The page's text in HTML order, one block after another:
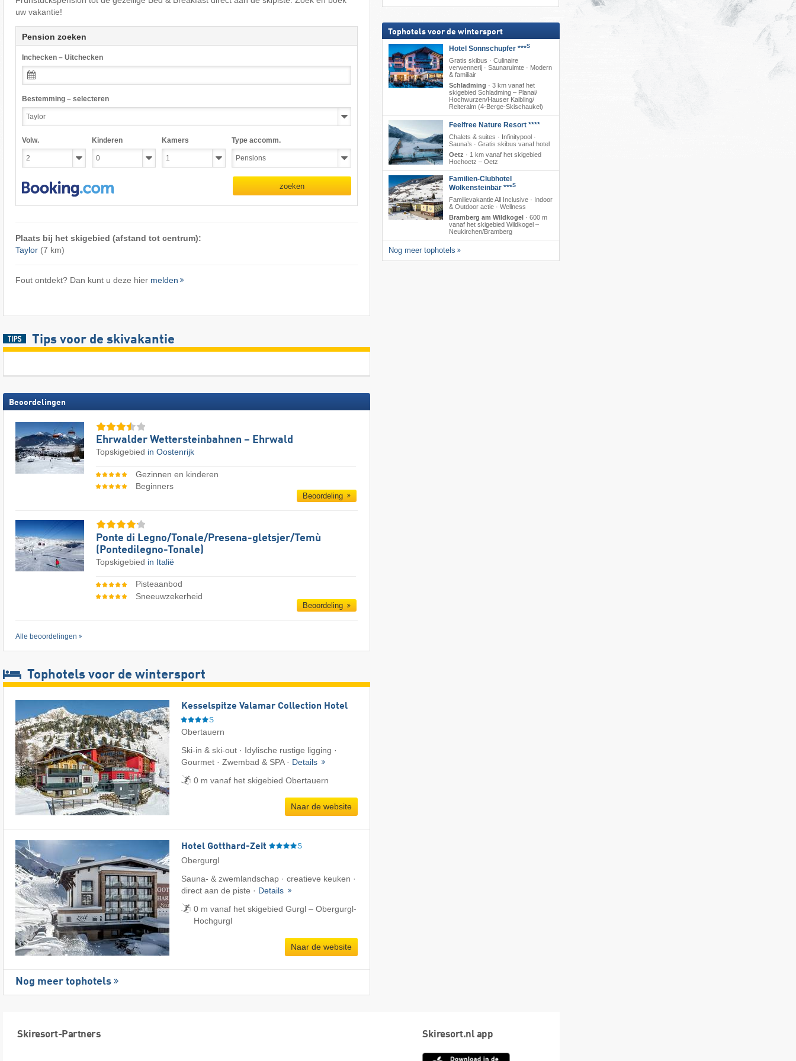
uw vakantie!
Pension zoeken
Inchecken – Uitchecken
Bestemming – selecteren
Volw. Kinderen Kamers Type accomm.
zoeken
Plaats bij het skigebied (afstand tot centrum):
Taylor(7 km)
Fout ontdekt? Dan kunt u deze hier melden
Tips voor de skivakantie
Beoordelingen
Ehrwalder Wettersteinbahnen – Ehrwald
Topskigebied in Oostenrijk
Gezinnen en kinderen
Beginners
Beoordeling
Ponte di Legno/​​Tonale/​​Presena-gletsjer/​​Temù
(Pontedilegno-Tonale)
Topskigebied in Italië
Pisteaanbod
Sneeuwzekerheid
Beoordeling
Alle beoordelingen
Tophotels voor de wintersport
Kesselspitze Valamar Collection Hotel
S
Obertauern
Ski-in & ski-out · Idylische rustige ligging ·
Gourmet · Zwembad & SPA · Details
0 m vanaf het skigebied Obertauern
Naar de website
Hotel Gotthard-Zeit S
Obergurgl
Sauna- & zwemlandschap · creatieve keuken ·
direct aan de piste · Details
0 m vanaf het skigebied Gurgl – Obergurgl-
Hochgurgl
Naar de website
Nog meer tophotels
Tophotels voor de wintersport
Hotel Sonnschupfer ***S
Gratis skibus · Culinaire
verwennerij · Saunaruimte · Modern
& familiair
Schladming · 3 km vanaf het
skigebied Schladming – Planai/​
Hochwurzen/​Hauser Kaibling/​
Reiteralm (4-Berge-Skischaukel)
Feelfree Nature Resort ****
Chalets & suites · Infinitypool ·
Sauna’s · Gratis skibus vanaf hotel
Oetz · 1 km vanaf het skigebied
Hochoetz – Oetz
Familien-Clubhotel
Wolkensteinbär ***S
Familievakantie All Inclusive · Indoor
& Outdoor actie · Wellness
Bramberg am Wildkogel· 600 m
vanaf het skigebied Wildkogel –
Neukirchen/​Bramberg
Nog meer tophotels
Skiresort-Partners Skiresort.nl app
App